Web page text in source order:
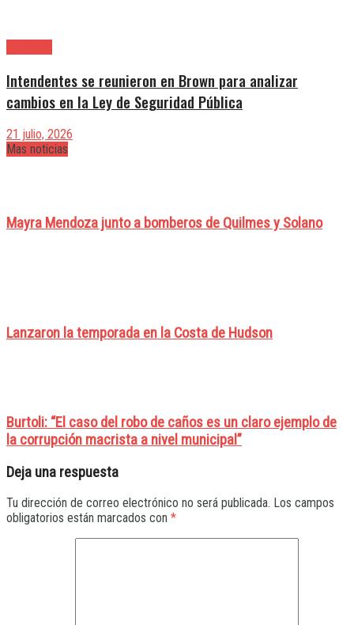
Intendentes se reunieron en Brown para analizar
cambios en la Ley de Seguridad Pública
21 julio, 2026
Mas noticias
Mayra Mendoza junto a bomberos de Quilmes y Solano
Lanzaron la temporada en la Costa de Hudson
Burtoli: “El caso del robo de caños es un claro ejemplo de
la corrupción macrista a nivel municipal”
Deja una respuesta
Tu dirección de correo electrónico no será publicada. Los campos
obligatorios están marcados con *